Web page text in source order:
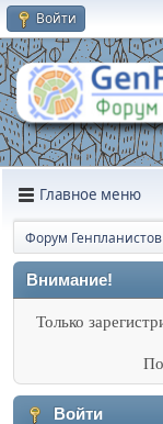
Войти
Главное меню
Форум Генпланистов
Внимание!
Только
Войти